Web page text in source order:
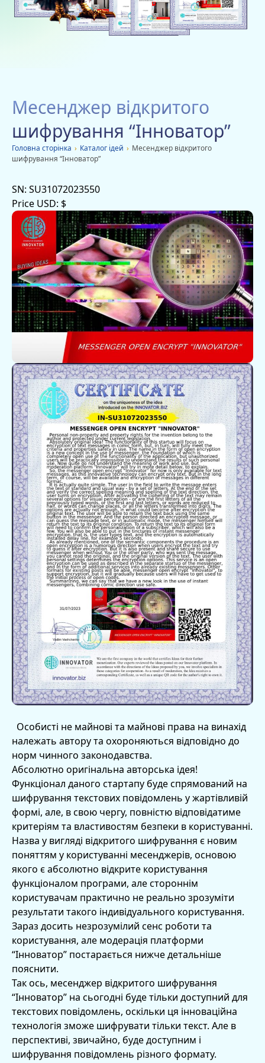
Благодійність
Оголошення
Месенджер відкритого
шифрування “Інноватор”
Головна сторiнка › Каталог ідей › Месенджер відкритого
шифрування “Інноватор”
SN: SU31072023550
Price USD: $
Особисті не майнові та майнові права на винахід
належать автору та охороняються відповідно до
норм чинного законодавства.
Абсолютно оригінальна авторська ідея!
Функціонал даного стартапу буде спрямований на
шифрування текстових повідомлень у жартівливій
формі, але, в свою чергу, повністю відповідатиме
критеріям та властивостям безпеки в користуванні.
Назва у вигляді відкритого шифрування є новим
поняттям у користуванні месенджерів, основою
якого є абсолютно відкрите користування
функціоналом програми, але стороннім
користувачам практично не реально зрозуміти
результати такого індивідуального користування.
Зараз досить незрозумілий сенс роботи та
користування, але модерація платформи
“Інноватор” постарається нижче детальніше
пояснити.
Так ось, месенджер відкритого шифрування
“Інноватор” на сьогодні буде тільки доступний для
текстових повідомлень, оскільки ця інноваційна
технологія зможе шифрувати тільки текст. Але в
перспективі, звичайно, буде доступним і
шифрування повідомлень різного формату.